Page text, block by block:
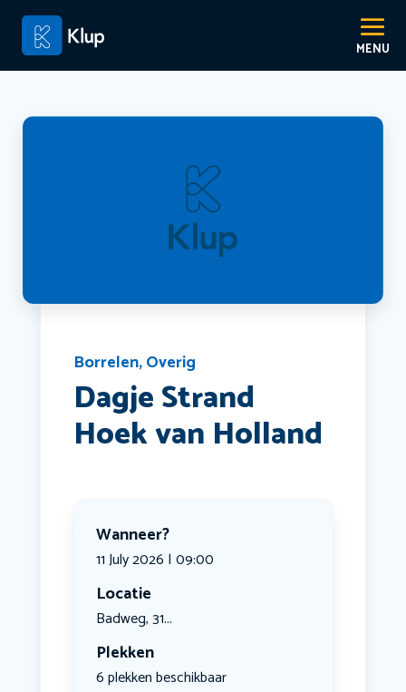
Borrelen,Overig
Dagje Strand
Hoek van Holland
Wanneer?
11 July 2026 | 09:00
Locatie
Badweg, 31...
Plekken
6 plekken beschikbaar